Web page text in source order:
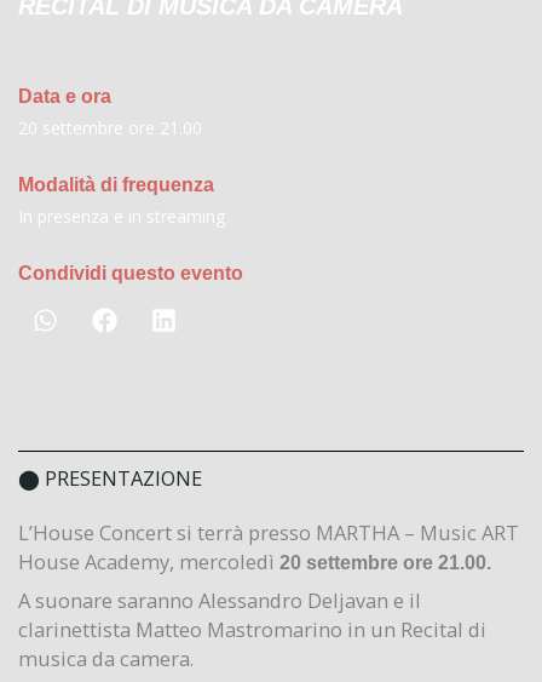
RECITAL DI MUSICA DA CAMERA
Data e ora
20 settembre ore 21.00
Modalità di frequenza
In presenza e in streaming
Condividi questo evento
⬤ PRESENTAZIONE
L’House Concert si terrà presso MARTHA – Music ART
House Academy, mercoledì 20 settembre ore 21.00.
A suonare saranno Alessandro Deljavan e il
clarinettista Matteo Mastromarino in un Recital di
musica da camera.